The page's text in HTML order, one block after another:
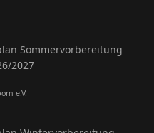
Sommervorbereitung
2027
e.V.